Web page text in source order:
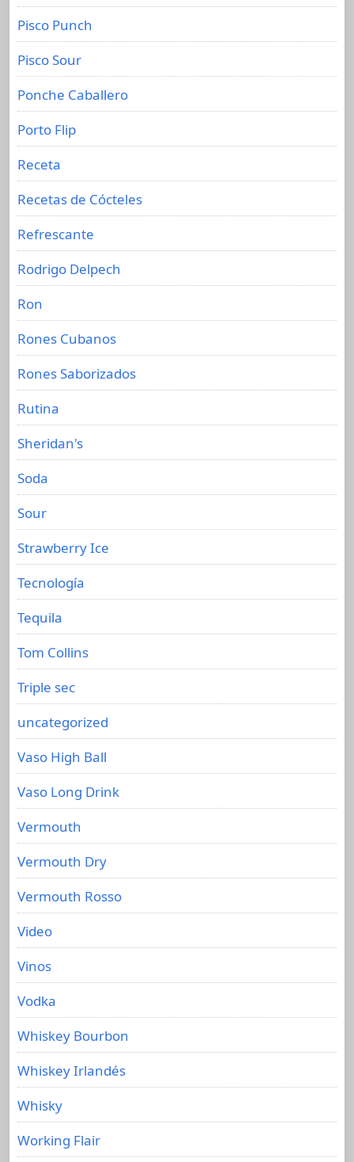
Pisco Punch
Pisco Sour
Ponche Caballero
Porto Flip
Receta
Recetas de Cócteles
Refrescante
Rodrigo Delpech
Ron
Rones Cubanos
Rones Saborizados
Rutina
Sheridan's
Soda
Sour
Strawberry Ice
Tecnología
Tequila
Tom Collins
Triple sec
uncategorized
Vaso High Ball
Vaso Long Drink
Vermouth
Vermouth Dry
Vermouth Rosso
Video
Vinos
Vodka
Whiskey Bourbon
Whiskey Irlandés
Whisky
Working Flair